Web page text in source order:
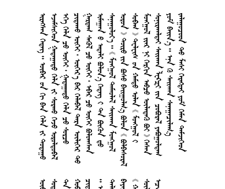
                                                                                